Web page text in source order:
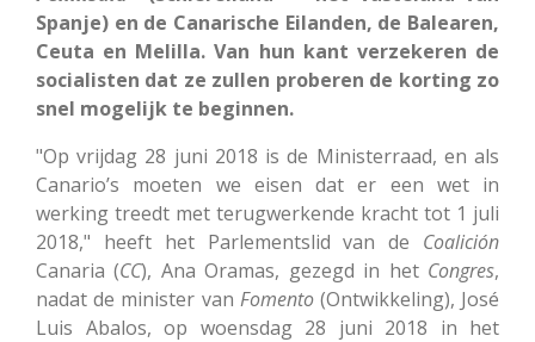
Spanje) en de Canarische Eilanden, de Balearen,
Ceuta en Melilla. Van hun kant verzekeren de
socialisten dat ze zullen proberen de korting zo
snel mogelijk te beginnen.
"Op vrijdag 28 juni 2018 is de Ministerraad, en als
Canario’s moeten we eisen dat er een wet in
werking treedt met terugwerkende kracht tot 1 juli
2018," heeft het Parlementslid van de Coalición
Canaria (CC), Ana Oramas, gezegd in het Congres,
nadat de minister van Fomento(Ontwikkeling), José
Luis Abalos, op woensdag 28 juni 2018 in het